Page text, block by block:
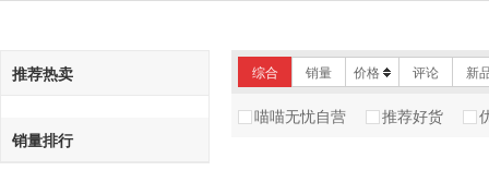
推荐热卖
销量排行
综合 销量 价格 评论 新
喵喵无忧自营 推荐好货